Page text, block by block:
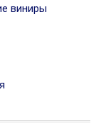
виниры